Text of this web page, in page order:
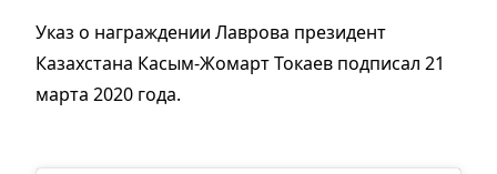
Указ о награждении Лаврова президент
Казахстана Касым-Жомарт Токаев подписал 21
марта 2020 года.